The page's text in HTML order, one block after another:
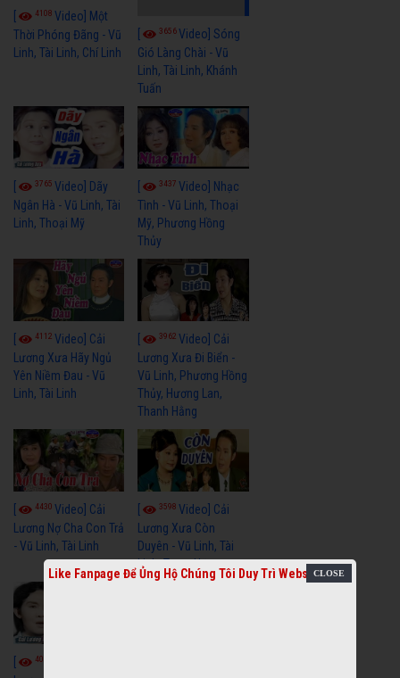
4108 Video] Một
Thời Phóng Đãng - Vũ
Linh, Tài Linh, Chí Linh
3656Video] Sóng
Gió Làng Chài - Vũ
Linh, Tài Linh, Khánh
Tuấn
3765 Video] Dãy
Ngân Hà - Vũ Linh, Tài
Linh, Thoại Mỹ
3437Video] Nhạc
Tình - Vũ Linh, Thoại
Mỹ, Phương Hồng
Thủy
4112 Video] Cải
Lương Xưa Hãy Ngủ
Yên Niềm Đau - Vũ
Linh, Tài Linh
3962Video] Cải
Lương Xưa Đi Biển -
Vũ Linh, Phương Hồng
Thủy, Hương Lan,
Thanh Hằng
4430 Video] Cải
Lương Nợ Cha Con Trả
- Vũ Linh, Tài Linh
3598Video] Cải
Lương Xưa Còn
Duyên - Vũ Linh, Tài
Linh, Trọng Hữu
[ 4012
Like Fanpage Để Ủng Hộ Chúng Tôi Duy Trì Website